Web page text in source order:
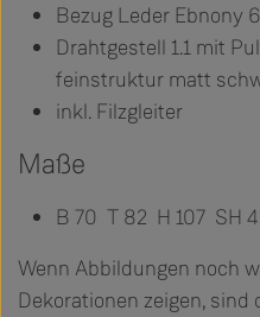
Bezug Leder Ebnony
Drahtgestell 1.1 mit
feinstruktur matt
inkl. Filzgleiter
Maße
B 70 T 82 H 107 SH
Wenn Abbildungen noch
Dekorationen zeigen,